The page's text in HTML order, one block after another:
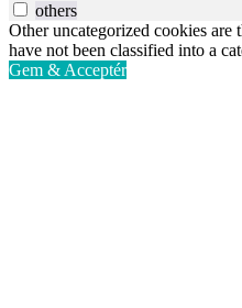
others
Other uncategorized cookies are
have not been classified into a
Gem & Acceptér